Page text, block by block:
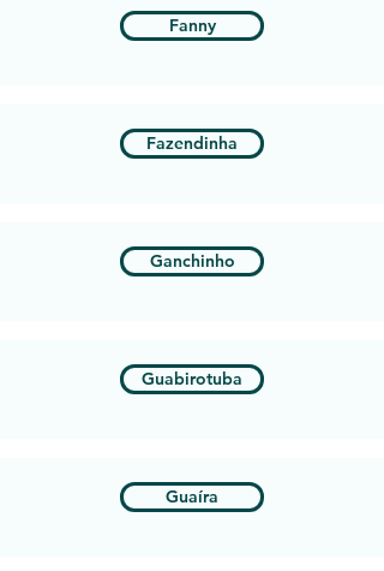
Fanny
Fazendinha
Ganchinho
Guabirotuba
Guaíra